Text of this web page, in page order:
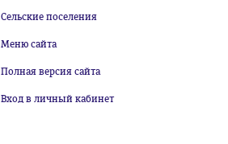
Сельские поселения
Меню сайта
Полная версия сайта
Вход в личный кабинет